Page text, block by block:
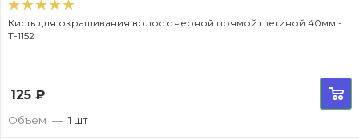
Кисть для окрашивания волос с черной прямой щетиной 40мм -
T-1152
125 ₽
Объем — 1 шт